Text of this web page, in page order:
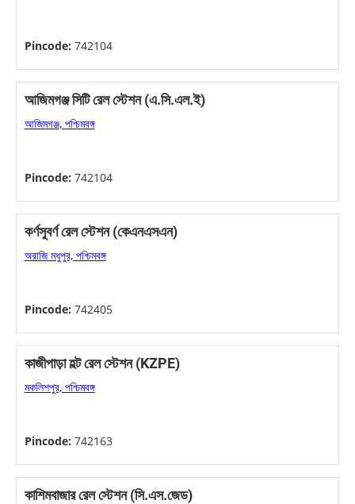
Pincode: 742104
আজিমগঞ্জ সিটি রেল স্টেশন (এ.সি.এল.ই)
আজিমগঞ্জ, পশ্চিমবঙ্গ
Pincode: 742104
কর্ণসুবর্ণ রেল স্টেশন (কেএনএসএন)
অরাজি মধুপুর, পশ্চিমবঙ্গ
Pincode: 742405
কাজীপাড়া হল্ট রেল স্টেশন (KZPE)
মকলিশপুর, পশ্চিমবঙ্গ
Pincode: 742163
কাশিমবাজার রেল স্টেশন (সি.এস.জেড)